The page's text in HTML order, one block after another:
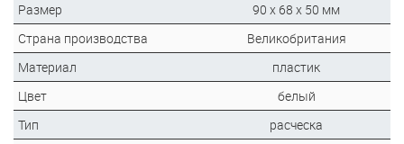
Размер
90 x 68 x 50 мм
Страна производства
Великобритания
Материал
пластик
Цвет
белый
Тип
расческа